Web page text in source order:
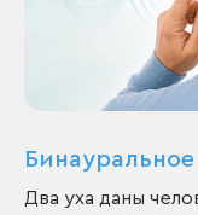
Два уха даны